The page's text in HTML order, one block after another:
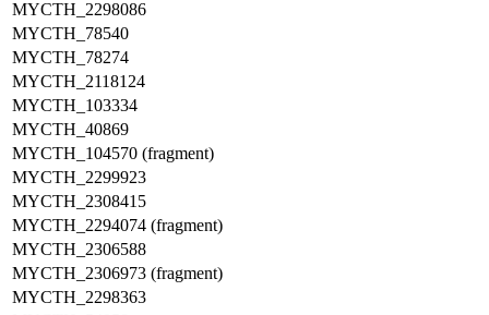
MYCTH_2298086
MYCTH_78540
MYCTH_78274
MYCTH_2118124
MYCTH_103334
MYCTH_40869
MYCTH_104570 (fragment)
MYCTH_2299923
MYCTH_2308415
MYCTH_2294074 (fragment)
MYCTH_2306588
MYCTH_2306973 (fragment)
MYCTH_2298363